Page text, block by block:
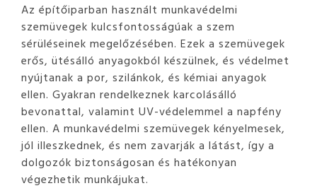
Az építőiparban használt munkavédelmi
szemüvegek kulcsfontosságúak a szem
sérüléseinek megelőzésében. Ezek a szemüvegek
erős, ütésálló anyagokból készülnek, és védelmet
nyújtanak a por, szilánkok, és kémiai anyagok
ellen. Gyakran rendelkeznek karcolásálló
bevonattal, valamint UV-védelemmel a napfény
ellen. A munkavédelmi szemüvegek kényelmesek,
jól illeszkednek, és nem zavarják a látást, így a
dolgozók biztonságosan és hatékonyan
végezhetik munkájukat.